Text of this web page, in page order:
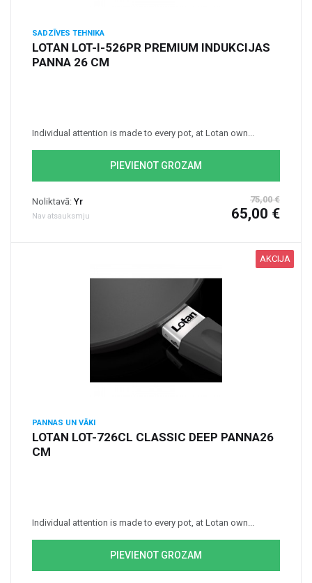
SADZĪVES TEHNIKA
LOTAN LOT-I-526PR PREMIUM INDUKCIJAS
PANNA 26 CM
Individual attention is made to every pot, at Lotan own...
PIEVIENOT GROZAM
Noliktavā: Yr
Nav atsauksmju
75,00 €
65,00 €
AKCIJA
PANNAS UN VĀKI
LOTAN LOT-726CL CLASSIC DEEP PANNA26
CM
Individual attention is made to every pot, at Lotan own...
PIEVIENOT GROZAM